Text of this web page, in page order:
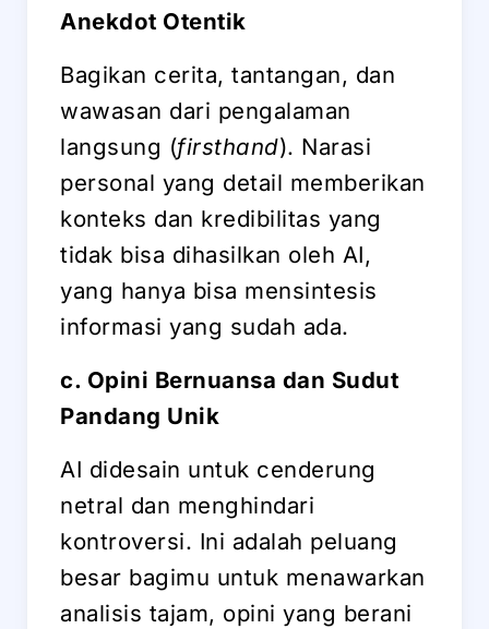
Anekdot Otentik
Bagikan cerita, tantangan, dan
wawasan dari pengalaman
langsung (firsthand). Narasi
personal yang detail memberikan
konteks dan kredibilitas yang
tidak bisa dihasilkan oleh AI,
yang hanya bisa mensintesis
informasi yang sudah ada.
c. Opini Bernuansa dan Sudut
Pandang Unik
AI didesain untuk cenderung
netral dan menghindari
kontroversi. Ini adalah peluang
besar bagimu untuk menawarkan
analisis tajam, opini yang berani